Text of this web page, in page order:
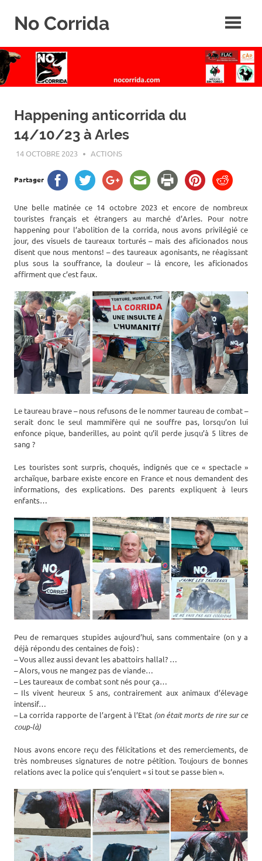
No Corrida
de
la
corrida
Happening anticorrida du
14/10/23 à Arles
14 OCTOBRE 2023 ROGER LAHANA
ACTIONS
Partager
Une belle matinée ce 14 octobre 2023 et encore de nombreux
touristes français et étrangers au marché d’Arles. Pour notre
happening pour l’abolition de la corrida, nous avons privilégié ce
jour, des visuels de taureaux torturés – mais des aficionados nous
disent que nous mentons! – des taureaux agonisants, ne réagissant
plus sous la souffrance, la douleur – là encore, les aficionados
affirment que c’est faux.
Le taureau brave – nous refusons de le nommer taureau de combat –
serait donc le seul mammifère qui ne souffre pas, lorsqu’on lui
enfonce pique, banderilles, au point qu’il perde jusqu’à 5 litres de
sang ?
Les touristes sont surpris, choqués, indignés que ce « spectacle »
archaïque, barbare existe encore en France et nous demandent des
informations, des explications. Des parents expliquent à leurs
enfants…
Peu de remarques stupides aujourd’hui, sans commentaire (on y a
déjà répondu des centaines de fois) :
– Vous allez aussi devant les abattoirs hallal? …
– Alors, vous ne mangez pas de viande…
– Les taureaux de combat sont nés pour ça…
– Ils vivent heureux 5 ans, contrairement aux animaux d’élevage
intensif…
– La corrida rapporte de l’argent à l’Etat (on était morts de rire sur ce
coup-là)
Nous avons encore reçu des félicitations et des remerciements, de
très nombreuses signatures de notre pétition. Toujours de bonnes
relations avec la police qui s’enquiert « si tout se passe bien ».